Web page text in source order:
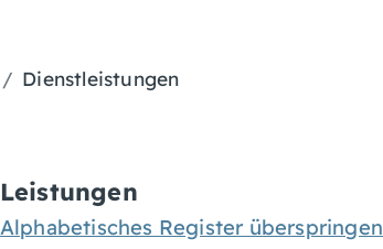
Dienstleistungen
Leistungen
Alphabetisches Register überspringen